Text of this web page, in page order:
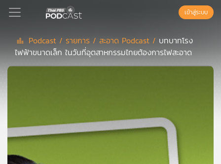
Podcast
แนะนำ
เข้าสู่ระบบ
Podcast / รายการ /สะอาด Podcast / บทบาทโรง
ไฟฟ้าขนาดเล็ก ในวันที่อุตสาหกรรมไทยต้องการไฟสะอาด